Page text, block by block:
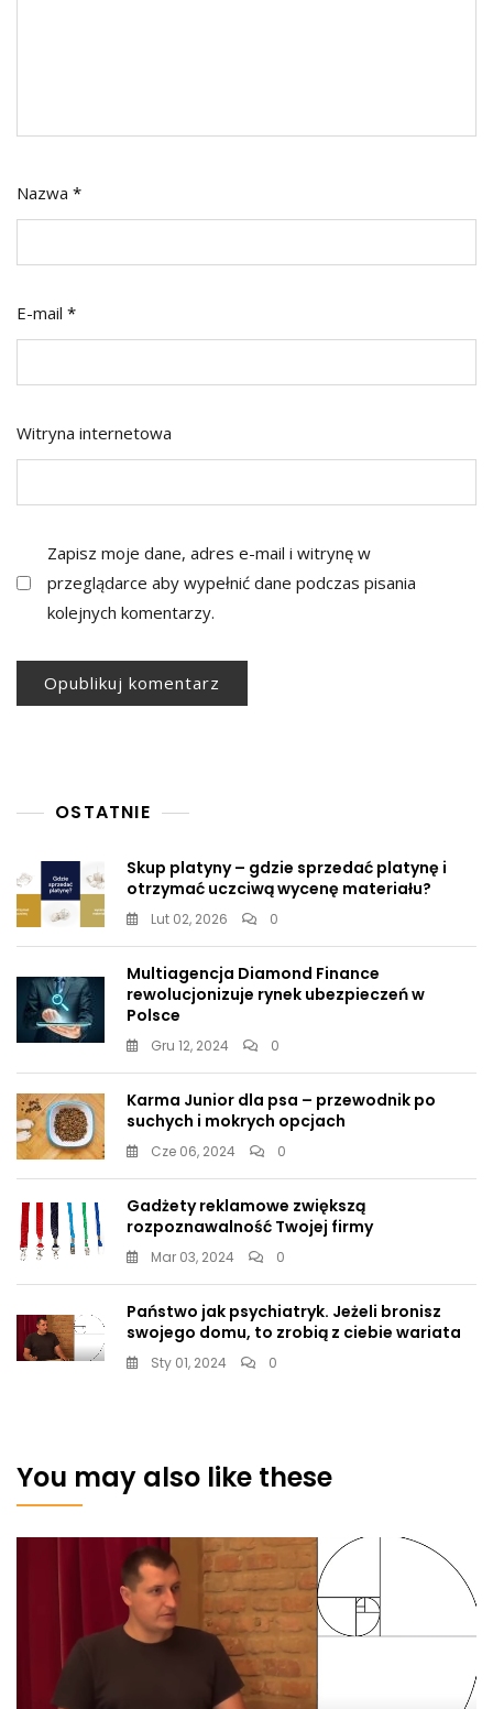
Nazwa *
E-mail *
Witryna internetowa
Zapisz moje dane, adres e-mail i witrynę w
przeglądarce aby wypełnić dane podczas pisania
kolejnych komentarzy.
OSTATNIE
Skup platyny – gdzie sprzedać platynę i
otrzymać uczciwą wycenę materiału?
Lut 02, 2026 0
Multiagencja Diamond Finance
rewolucjonizuje rynek ubezpieczeń w
Polsce
Gru 12, 2024 0
Karma Junior dla psa – przewodnik po
suchych i mokrych opcjach
Cze 06, 2024 0
Gadżety reklamowe zwiększą
rozpoznawalność Twojej firmy
Mar 03, 2024 0
Państwo jak psychiatryk. Jeżeli bronisz
swojego domu, to zrobią z ciebie wariata
Sty 01, 2024 0
You may also like these